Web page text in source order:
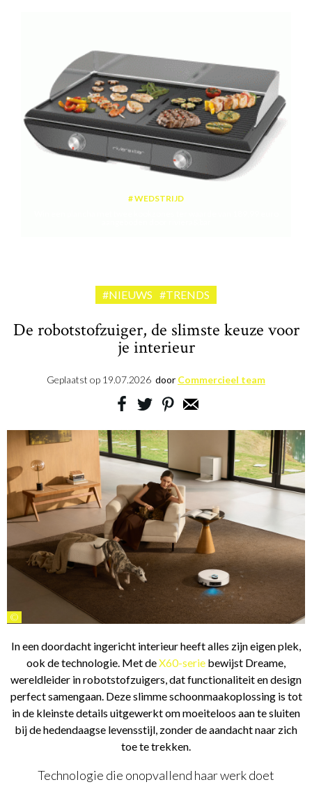
WEDSTRIJD
#NIEUWS #TRENDS
De robotstofzuiger, de slimste keuze voor
je interieur
Geplaatst op 19.07.2026 door Commercieel team
©
In een doordacht ingericht interieur heeft alles zijn eigen plek,
ook de technologie. Met deX60-serie bewijst Dreame,
wereldleider in robotstofzuigers, dat functionaliteit en design
perfect samengaan. Deze slimme schoonmaakoplossing is tot
in de kleinste details uitgewerkt om moeiteloos aan te sluiten
bij de hedendaagse levensstijl, zonder de aandacht naar zich
toe te trekken.
Technologie die onopvallend haar werk doet